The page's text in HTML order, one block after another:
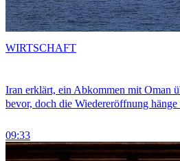
Iran erklärt, ein Abkommen mit Oman
bevor, doch die Wiedereröffnung
09:33
WIRTSCHAFT